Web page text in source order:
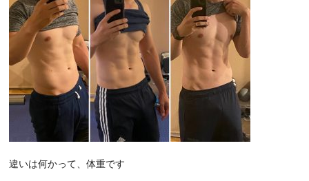
違いは何かって、体重です